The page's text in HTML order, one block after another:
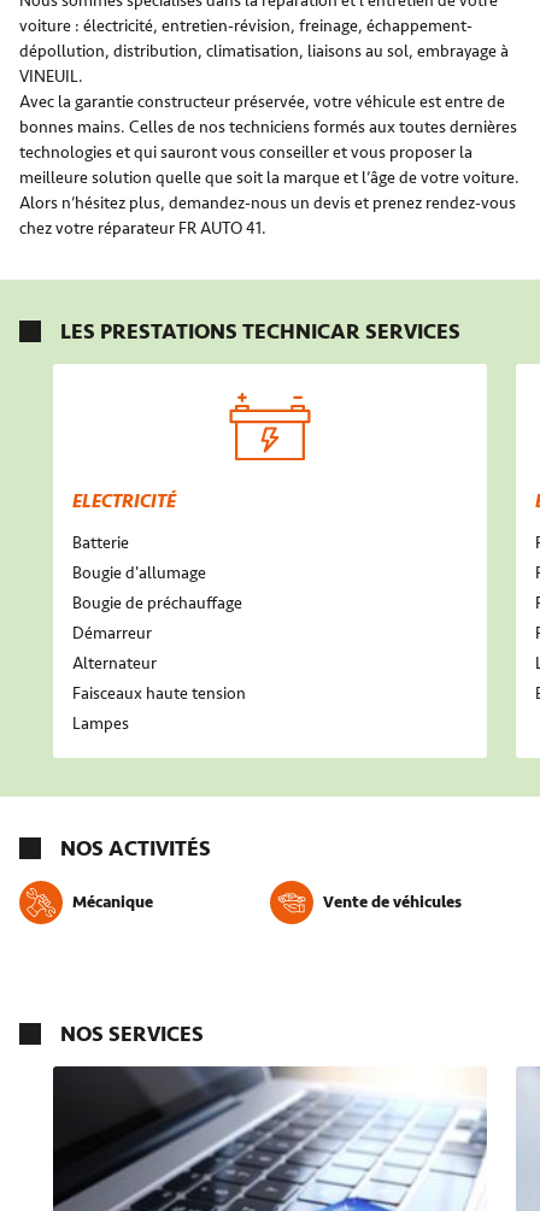
voiture : électricité, entretien-révision, freinage, échappement-
dépollution, distribution, climatisation, liaisons au sol, embrayage à
VINEUIL.
Avec la garantie constructeur préservée, votre véhicule est entre de
bonnes mains. Celles de nos techniciens formés aux toutes dernières
technologies et qui sauront vous conseiller et vous proposer la
meilleure solution quelle que soit la marque et l’âge de votre voiture.
Alors n’hésitez plus, demandez-nous un devis et prenez rendez-vous
chez votre réparateur FR AUTO 41.
LES PRESTATIONS TECHNICAR SERVICES
ELECTRICITÉ
Batterie
Bougie d'allumage
Bougie de préchauffage
Démarreur
Alternateur
Faisceaux haute tension
Lampes
NOS ACTIVITÉS
Mécanique Vente de véhicules
NOS SERVICES